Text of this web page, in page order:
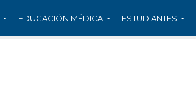
EDUCACIÓN MÉDICA ESTUDIANTES